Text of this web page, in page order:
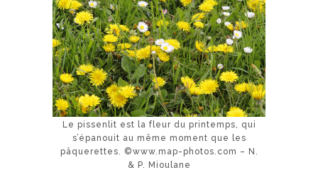
Le pissenlit est la fleur du printemps, qui
s’épanouit au même moment que les
pâquerettes. ©www.map-photos.com – N.
& P. Mioulane